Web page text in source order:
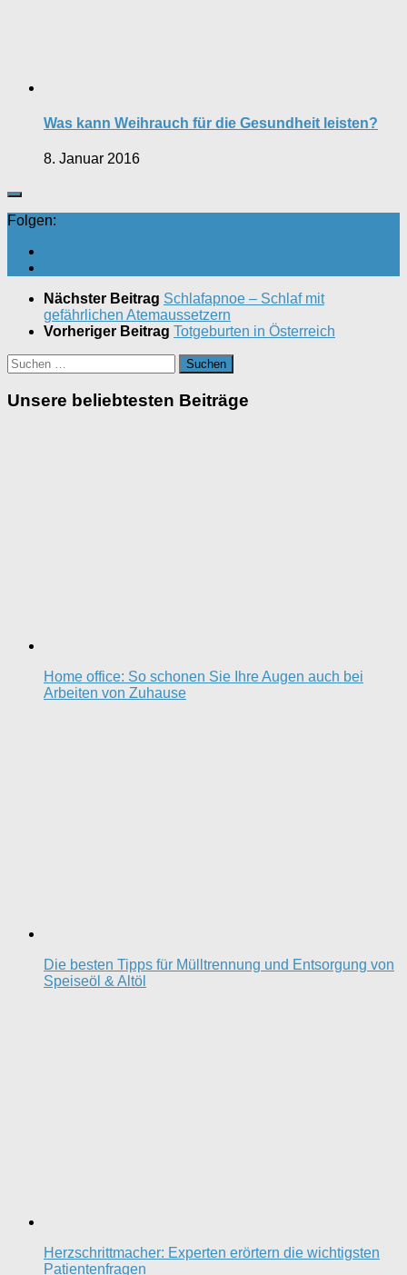
Was kann Weihrauch für die Gesundheit leisten?
8. Januar 2016
Folgen:
Nächster Beitrag Schlafapnoe – Schlaf mit
gefährlichen Atemaussetzern
Vorheriger Beitrag Totgeburten in Österreich
Suchen
nach:
Unsere beliebtesten Beiträge
Home office: So schonen Sie Ihre Augen auch bei
Arbeiten von Zuhause
Die besten Tipps für Mülltrennung und Entsorgung von
Speiseöl & Altöl
Herzschrittmacher: Experten erörtern die wichtigsten
Patientenfragen